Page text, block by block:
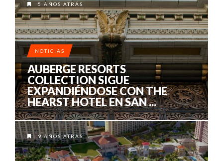
5 AÑOS ATRÁS
NOTICIAS
AUBERGE RESORTS
COLLECTION SIGUE
EXPANDIÉNDOSE CON THE
HEARST HOTEL EN SAN ...
9 AÑOS ATRÁS